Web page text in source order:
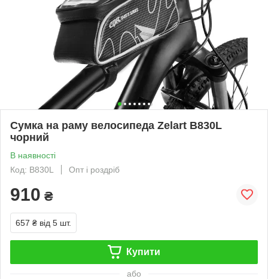
Сумка на раму велосипеда Zelart B830L
чорний
В наявності
Код: B830L
Опт і роздріб
910 ₴
657 ₴ від 5 шт.
Купити
або